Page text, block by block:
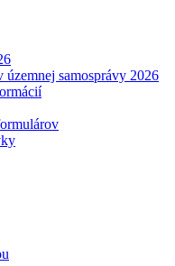
samosprávy 2026